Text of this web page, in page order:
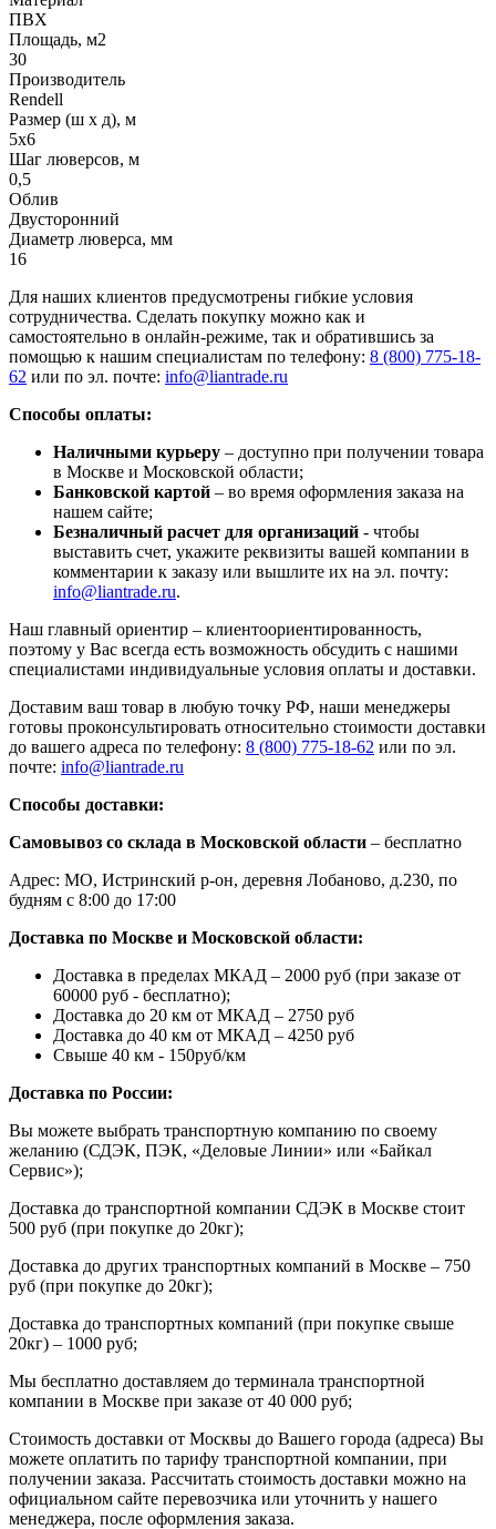
ПВХ
Площадь, м2
30
Производитель
Rendell
Размер (ш х д), м
5х6
Шаг люверсов, м
0,5
Облив
Двусторонний
Диаметр люверса, мм
16
Для наших клиентов предусмотрены гибкие условия
сотрудничества. Сделать покупку можно как и
самостоятельно в онлайн-режиме, так и обратившись за
помощью к нашим специалистам по телефону: 8 (800) 775-18-
62 или по эл. почте: info@liantrade.ru
Способы оплаты:
Наличными курьеру – доступно при получении товара
в Москве и Московской области;
Банковской картой – во время оформления заказа на
нашем сайте;
Безналичный расчет для организаций - чтобы
выставить счет, укажите реквизиты вашей компании в
комментарии к заказу или вышлите их на эл. почту:
info@liantrade.ru.
Наш главный ориентир – клиентоориентированность,
поэтому у Вас всегда есть возможность обсудить с нашими
специалистами индивидуальные условия оплаты и доставки.
Доставим ваш товар в любую точку РФ, наши менеджеры
готовы проконсультировать относительно стоимости доставки
до вашего адреса по телефону: 8 (800) 775-18-62 или по эл.
почте: info@liantrade.ru
Способы доставки:
Самовывоз со склада в Московской области – бесплатно
Адрес: МО, Истринский р-он, деревня Лобаново, д.230, по
будням с 8:00 до 17:00
Доставка по Москве и Московской области:
Доставка в пределах МКАД – 2000 руб (при заказе от
60000 руб - бесплатно);
Доставка до 20 км от МКАД – 2750 руб
Доставка до 40 км от МКАД – 4250 руб
Свыше 40 км - 150руб/км
Доставка по России:
Вы можете выбрать транспортную компанию по своему
желанию (СДЭК, ПЭК, «Деловые Линии» или «Байкал
Сервис»);
Доставка до транспортной компании СДЭК в Москве стоит
500 руб (при покупке до 20кг);
Доставка до других транспортных компаний в Москве – 750
руб (при покупке до 20кг);
Доставка до транспортных компаний (при покупке свыше
20кг) – 1000 руб;
Мы бесплатно доставляем до терминала транспортной
компании в Москве при заказе от 40 000 руб;
Стоимость доставки от Москвы до Вашего города (адреса) Вы
можете оплатить по тарифу транспортной компании, при
получении заказа. Рассчитать стоимость доставки можно на
официальном сайте перевозчика или уточнить у нашего
менеджера, после оформления заказа.